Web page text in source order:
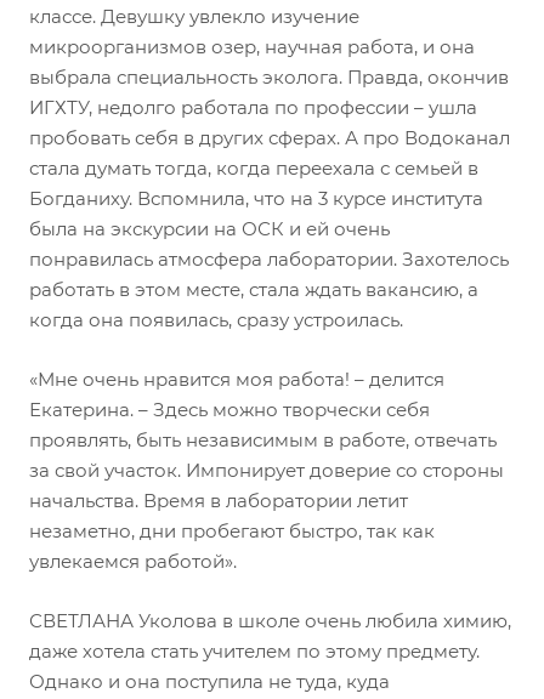
классе. Девушку увлекло изучение
микроорганизмов озер, научная работа, и она
выбрала специальность эколога. Правда, окончив
ИГХТУ, недолго работала по профессии – ушла
пробовать себя в других сферах. А про Водоканал
стала думать тогда, когда переехала с семьей в
Богданиху. Вспомнила, что на 3 курсе института
была на экскурсии на ОСК и ей очень
понравилась атмосфера лаборатории. Захотелось
работать в этом месте, стала ждать вакансию, а
когда она появилась, сразу устроилась.
«Мне очень нравится моя работа! – делится
Екатерина. – Здесь можно творчески себя
проявлять, быть независимым в работе, отвечать
за свой участок. Импонирует доверие со стороны
начальства. Время в лаборатории летит
незаметно, дни пробегают быстро, так как
увлекаемся работой».
СВЕТЛАНА Уколова в школе очень любила химию,
даже хотела стать учителем по этому предмету.
Однако и она поступила не туда, куда